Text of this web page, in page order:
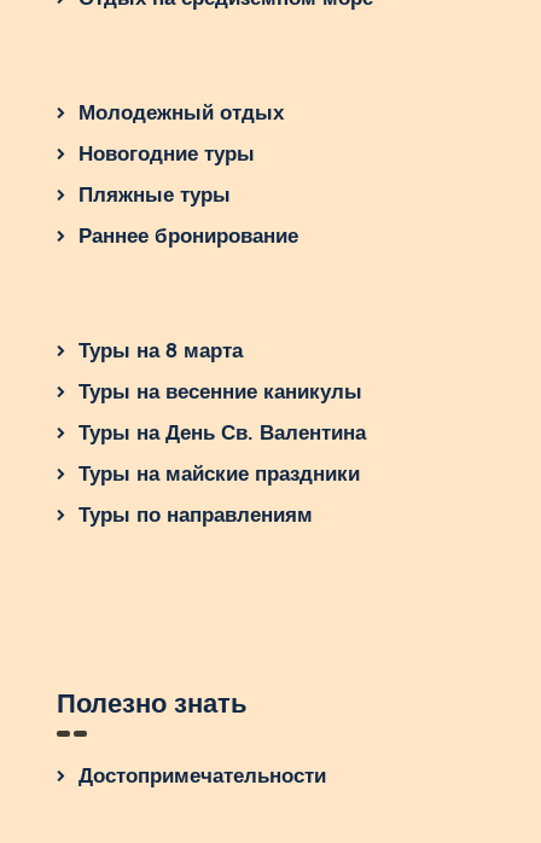
Молодежный отдых
Новогодние туры
Пляжные туры
Раннее бронирование
Туры на 8 марта
Туры на весенние каникулы
Туры на День Св. Валентина
Туры на майские праздники
Туры по направлениям
Полезно знать
Достопримечательности